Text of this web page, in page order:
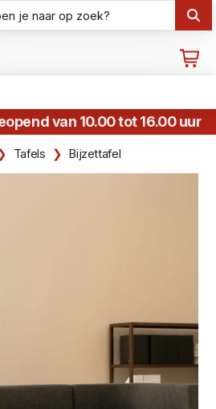
van 10.00 tot 16.00 uur
Tafels Bijzettafel